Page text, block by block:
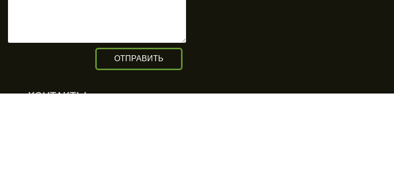
КОНТАКТЫ